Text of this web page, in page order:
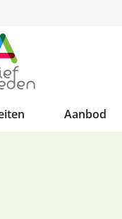
Aanbod